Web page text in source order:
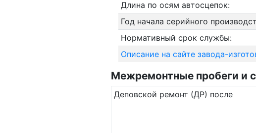
Длина по осям автосцепок:
Год начала серийного
Нормативный срок службы:
Описание на сайте завода-
Межремонтные пробеги и
Де­повс­кой ремонт (ДР) после